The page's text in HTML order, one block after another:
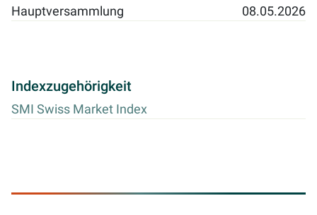
Hauptversammlung 08.05.2026
Indexzugehörigkeit
SMI Swiss Market Index